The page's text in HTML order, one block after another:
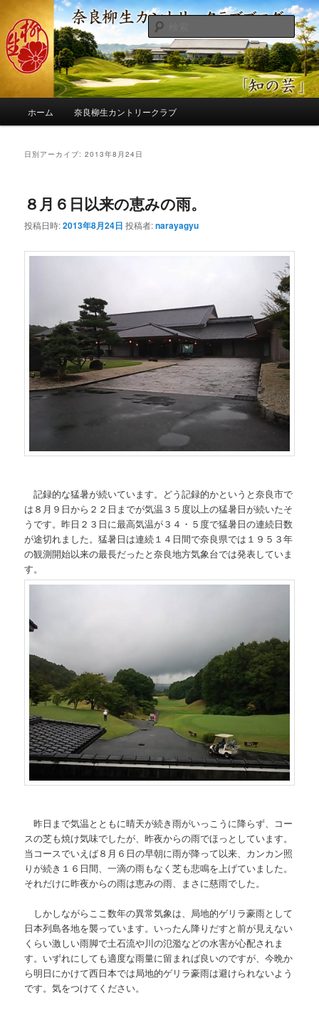
ン
コ
ン
へ
コ
ン
ツ
移
奈良柳生カントリークラブ総支配人
ブログ
季節の話題、クラブの出来事、コースの改修・更新作業、ゴルフに関する随
筆、喜怒哀楽などを気まぐれに発信します。
検
索
ホーム 奈良柳生カントリークラブ
日別アーカイブ:2013年8月24日
８月６日以来の恵みの雨。
投稿日時:2013年8月24日 投稿者:narayagyu
記録的な猛暑が続いています。どう記録的かというと奈良市で
は８月９日から２２日までが気温３５度以上の猛暑日が続いたそ
うです。昨日２３日に最高気温が３４・５度で猛暑日の連続日数
が途切れました。猛暑日は連続１４日間で奈良県では１９５３年
の観測開始以来の最長だったと奈良地方気象台では発表していま
す。
昨日まで気温とともに晴天が続き雨がいっこうに降らず、コー
スの芝も焼け気味でしたが、昨夜からの雨でほっとしています。
当コースでいえば８月６日の早朝に雨が降って以来、カンカン照
りが続き１６日間、一滴の雨もなく芝も悲鳴を上げていました。
それだけに昨夜からの雨は恵みの雨、まさに慈雨でした。
しかしながらここ数年の異常気象は、局地的ゲリラ豪雨として
日本列島各地を襲っています。いったん降りだすと前が見えない
くらい激しい雨脚で土石流や川の氾濫などの水害が心配されま
す。いずれにしても適度な雨量に留まれば良いのですが、今晩か
ら明日にかけて西日本では局地的ゲリラ豪雨は避けられないよう
です。気をつけてください。